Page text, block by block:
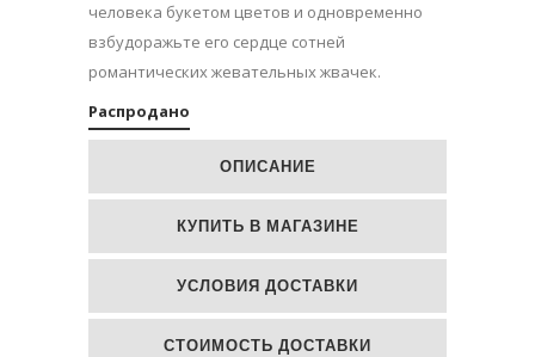
человека букетом цветов и одновременно
взбудоражьте его сердце сотней
романтических жевательных жвачек.
Распродано
ОПИСАНИЕ
КУПИТЬ В МАГАЗИНЕ
УСЛОВИЯ ДОСТАВКИ
СТОИМОСТЬ ДОСТАВКИ